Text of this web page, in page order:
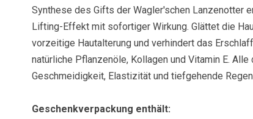
Synthese des Gifts der Wagler'schen Lanzenotter
Lifting-Effekt mit sofortiger Wirkung. Glättet die
vorzeitige Hautalterung und verhindert das
natürliche Pflanzenöle, Kollagen und Vitamin E.
Geschmeidigkeit, Elastizität und tiefgehende
Geschenkverpackung enthält: